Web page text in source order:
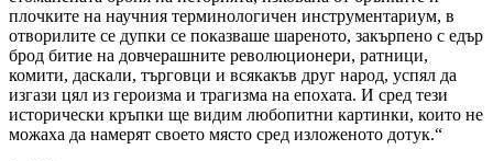
плочките на научния терминологичен инструментариум, в
отворилите се дупки се показваше шареното, закърпено с едър
брод битие на довчерашните революционери, ратници,
комити, даскали, търговци и всякакъв друг народ, успял да
изгази цял из героизма и трагизма на епохата. И сред тези
исторически кръпки ще видим любопитни картинки, които не
можаха да намерят своето място сред изложеното дотук.“